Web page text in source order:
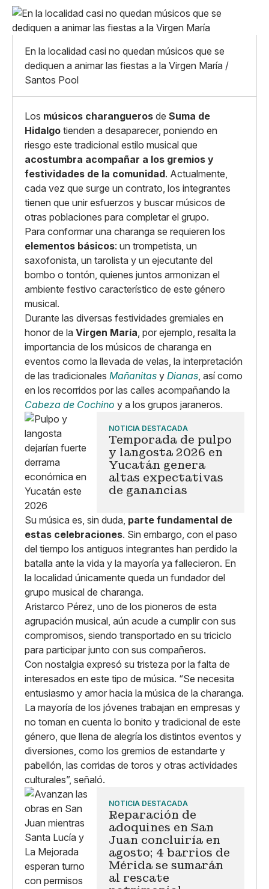
Linkedin
X
Whatsapp
Copiar enlace
Pequeño
Mediano
Grande
En la localidad casi no quedan músicos que se
dediquen a animar las fiestas a la Virgen María /
Santos Pool
Los músicos charangueros de Suma de
Hidalgo tienden a desaparecer, poniendo en
riesgo este tradicional estilo musical que
acostumbra acompañar a los gremios y
festividades de la comunidad. Actualmente,
cada vez que surge un contrato, los integrantes
tienen que unir esfuerzos y buscar músicos de
otras poblaciones para completar el grupo.
Para conformar una charanga se requieren los
elementos básicos: un trompetista, un
saxofonista, un tarolista y un ejecutante del
bombo o tontón, quienes juntos armonizan el
ambiente festivo característico de este género
musical.
Durante las diversas festividades gremiales en
honor de la Virgen María, por ejemplo, resalta la
importancia de los músicos de charanga en
eventos como la llevada de velas, la interpretación
de las tradicionales Mañanitas y Dianas, así como
en los recorridos por las calles acompañando la
Cabeza de Cochino y a los grupos jaraneros.
NOTICIA DESTACADA
Temporada de pulpo
y langosta 2026 en
Yucatán genera
altas expectativas
de ganancias
Su música es, sin duda, parte fundamental de
estas celebraciones. Sin embargo, con el paso
del tiempo los antiguos integrantes han perdido la
batalla ante la vida y la mayoría ya fallecieron. En
la localidad únicamente queda un fundador del
grupo musical de charanga.
Aristarco Pérez, uno de los pioneros de esta
agrupación musical, aún acude a cumplir con sus
compromisos, siendo transportado en su triciclo
para participar junto con sus compañeros.
Con nostalgia expresó su tristeza por la falta de
interesados en este tipo de música. “Se necesita
entusiasmo y amor hacia la música de la charanga.
La mayoría de los jóvenes trabajan en empresas y
no toman en cuenta lo bonito y tradicional de este
género, que llena de alegría los distintos eventos y
diversiones, como los gremios de estandarte y
pabellón, las corridas de toros y otras actividades
culturales”, señaló.
NOTICIA DESTACADA
Reparación de
adoquines en San
Juan concluiría en
agosto; 4 barrios de
Mérida se sumarán
al rescate